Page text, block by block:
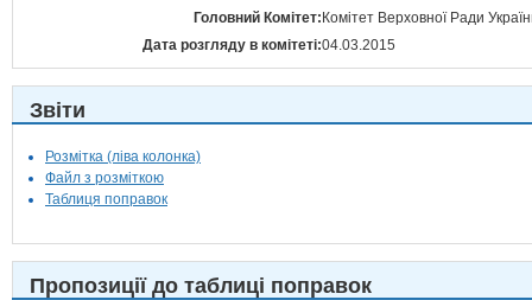
Головний Комітет: Комітет Верховної Ради
Дата розгляду в комітеті:04.03.2015
Звіти
Розмітка (ліва колонка)
Файл з розміткою
Таблиця поправок
Пропозиції до таблиці поправок